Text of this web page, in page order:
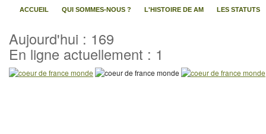
ACCUEIL QUI SOMMES-NOUS ? L'HISTOIRE DE AM LES STATUTS
Aujourd'hui : 169
En ligne actuellement : 1